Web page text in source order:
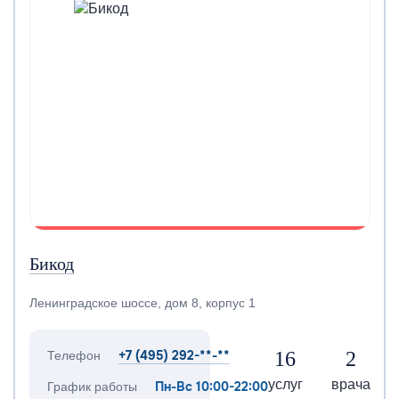
Бикод
Ленинградское шоссе, дом 8, корпус 1
Телефон +7 (495) 292-**-**
График работы Пн-Вс 10:00-22:00
16
услуг
2
врача